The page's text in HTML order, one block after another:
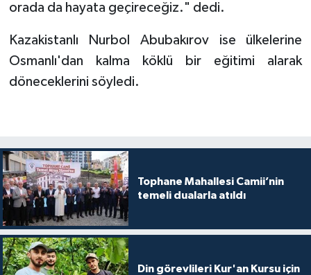
orada da hayata geçireceğiz." dedi.
Kazakistanlı Nurbol Abubakırov ise ülkelerine
Osmanlı'dan kalma köklü bir eğitimi alarak
döneceklerini söyledi.
Tophane Mahallesi Camii’nin
temeli dualarla atıldı
Din görevlileri Kur'an Kursu için
Uşak Müftülüğü
Zonguldak Müftülüğü